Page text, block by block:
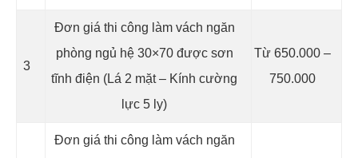
3
Đơn giá thi công làm vách ngăn
phòng ngủ hệ 30×70 được sơn
tĩnh điện (Lá 2 mặt – Kính cường
lực 5 ly)
Từ 650.000 –
750.000
Đơn giá thi công làm vách ngăn